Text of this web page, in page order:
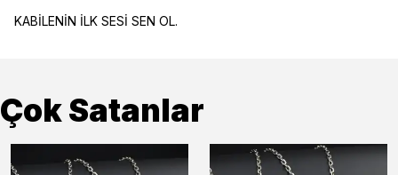
KABİLENİN İLK SESİ SEN OL.
Çok Satanlar